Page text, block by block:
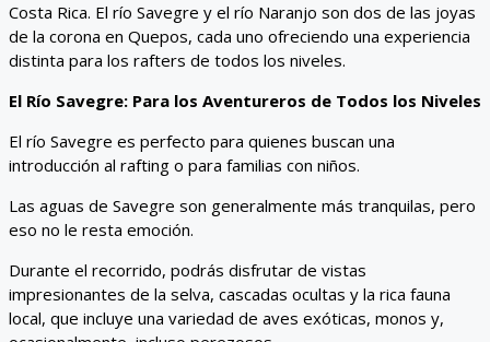
Costa Rica. El río Savegre y el río Naranjo son dos de las joyas
de la corona en Quepos, cada uno ofreciendo una experiencia
distinta para los rafters de todos los niveles.
El Río Savegre: Para los Aventureros de Todos los Niveles
El río Savegre es perfecto para quienes buscan una
introducción al rafting o para familias con niños.
Las aguas de Savegre son generalmente más tranquilas, pero
eso no le resta emoción.
Durante el recorrido, podrás disfrutar de vistas
impresionantes de la selva, cascadas ocultas y la rica fauna
local, que incluye una variedad de aves exóticas, monos y,